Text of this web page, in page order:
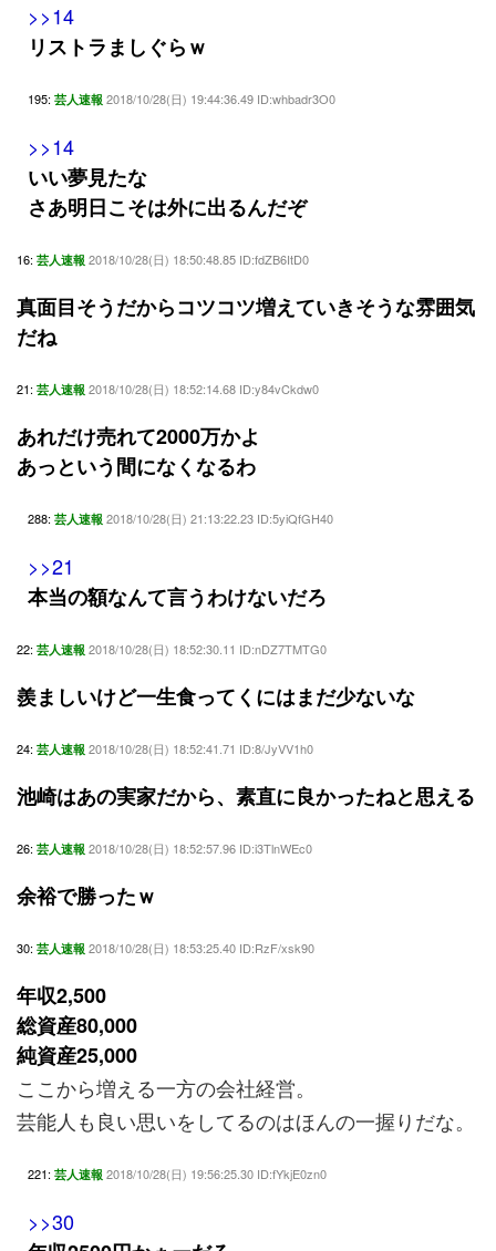
>>14
リストラましぐらｗ
195: 芸人速報 2018/10/28(日) 19:44:36.49 ID:whbadr3O0
>>14
いい夢見たな
さあ明日こそは外に出るんだぞ
16: 芸人速報 2018/10/28(日) 18:50:48.85 ID:fdZB6ItD0
真面目そうだからコツコツ増えていきそうな雰囲気
だね
21: 芸人速報 2018/10/28(日) 18:52:14.68 ID:y84vCkdw0
あれだけ売れて2000万かよ
あっという間になくなるわ
288: 芸人速報 2018/10/28(日) 21:13:22.23 ID:5yiQfGH40
>>21
本当の額なんて言うわけないだろ
22: 芸人速報 2018/10/28(日) 18:52:30.11 ID:nDZ7TMTG0
羨ましいけど一生食ってくにはまだ少ないな
24: 芸人速報 2018/10/28(日) 18:52:41.71 ID:8/JyVV1h0
池崎はあの実家だから、素直に良かったねと思える
26: 芸人速報 2018/10/28(日) 18:52:57.96 ID:i3TlnWEc0
余裕で勝ったｗ
30: 芸人速報 2018/10/28(日) 18:53:25.40 ID:RzF/xsk90
年収2,500
総資産80,000
純資産25,000
ここから増える一方の会社経営。
芸能人も良い思いをしてるのはほんの一握りだな。
221: 芸人速報 2018/10/28(日) 19:56:25.30 ID:fYkjE0zn0
>>30